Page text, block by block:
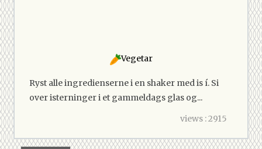
Vegetar
Ryst alle ingredienserne i en shaker med is í. Si
over isterninger i et gammeldags glas og...
views : 2915